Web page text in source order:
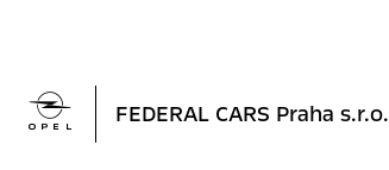
 FEDERAL CARS Praha s.r.o.